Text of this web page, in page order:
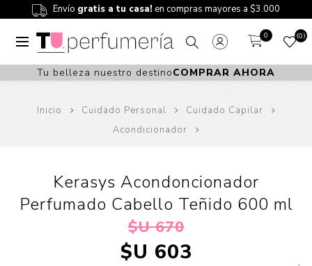
Envío gratis a tu casa! en compras mayores a $3.000
0 0
Tu belleza nuestro destinoCOMPRAR AHORA
Inicio Cuidado Personal
Cuidado Capilar
Acondicionador
Kerasys Acondoncionador
Perfumado Cabello Teñido 600 ml
$U 670
$U 603